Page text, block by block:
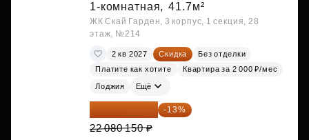
1-комнатная, 41.7м²
ЖК Скай Гарден, 3 корпус, 1 секция, 28
этаж, №214
2 кв 2027 Скидка
Без отделки
Платите как хотите
Квартира за 2 000 ₽/мес
Лоджия Ещё
19 209 731 ₽ -13%
22 080 150 ₽